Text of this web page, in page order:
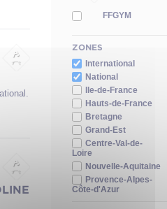
FFGYM
ZONES
International
National
Ile-de-France
Hauts-de-France
Bretagne
Grand-Est
Centre-Val-de-
Loire
Nouvelle-Aquitaine
Provence-Alpes-
Côte-d'Azur